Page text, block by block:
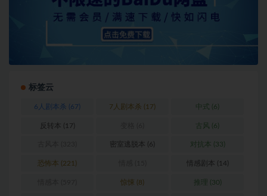
标签云
6人剧本杀 (67) 7人剧本杀 (17) 中式 (6)
反转本 (17) 古风 (6)
密室逃脱本 (6) 对抗本 (33)
恐怖本 (221) 情感剧本 (14)
惊悚 (8) 推理 (30)